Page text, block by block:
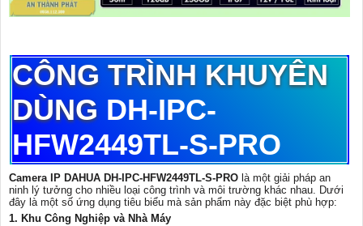
CÔNG TRÌNH KHUYÊN
DÙNG DH-IPC-
HFW2449TL-S-PRO
Camera IP DAHUA DH-IPC-HFW2449TL-S-PRO là một giải pháp an
ninh lý tưởng cho nhiều loại công trình và môi trường khác nhau. Dưới
đây là một số ứng dụng tiêu biểu mà sản phẩm này đặc biệt phù hợp:
1. Khu Công Nghiệp và Nhà Máy